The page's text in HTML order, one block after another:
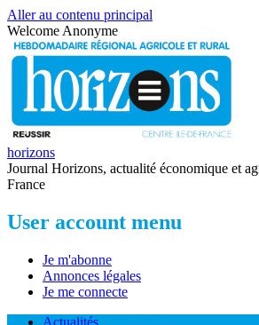
Aller au contenu principal
Welcome Anonyme
horizons
Journal Horizons, actualité économique et
France
User account menu
Je m'abonne
Annonces légales
Je me connecte
Actualités